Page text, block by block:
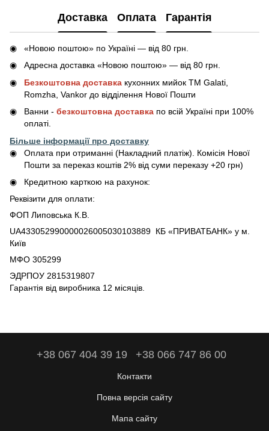
Доставка Оплата Гарантія
«Новою поштою» по Україні — від 80 грн.
Адресна доставка «Новою поштою» — від 80 грн.
Безкоштовна доставка кухонних мийок ТМ Galati,
Romzha, Vankor до відділення Нової Пошти
Ванни - безкоштовна доставка по всій Україні при 100%
оплаті.
Більше інформації про доставку
Оплата при отриманні (Накладний платіж). Комісія Нової
Пошти за переказ коштів 2% від суми переказу +20 грн)
Кредитною карткою на рахунок:
Реквізити для оплати:
ФОП Липовська К.В.
UA433052990000026005030103889 КБ «ПРИВАТБАНК» у м.
Київ
МФО 305299
ЭДРПОУ 2815319807
Гарантія від виробника 12 місяців.
+38 067 404 39 19 +38 066 747 86 00
Контакти
Повна версія сайту
Мапа сайту